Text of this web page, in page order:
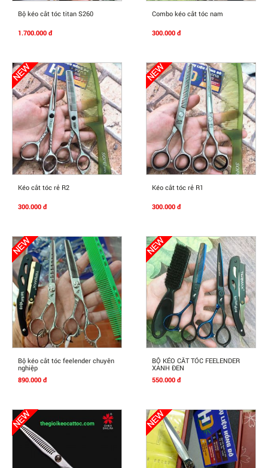
Mua Ngay
Bộ kéo cắt tóc titan S260
1.700.000 đ
Mua Ngay
Combo kéo cắt tóc nam
300.000 đ
Mua Ngay
Kéo cắt tóc rẻ R2
300.000 đ
Mua Ngay
Kéo cắt tóc rẻ R1
300.000 đ
Mua Ngay
Bộ kéo cắt tóc feelender chuyên
nghiệp
890.000 đ
Mua Ngay
BỘ KÉO CẮT TÓC FEELENDER
XANH ĐEN
550.000 đ